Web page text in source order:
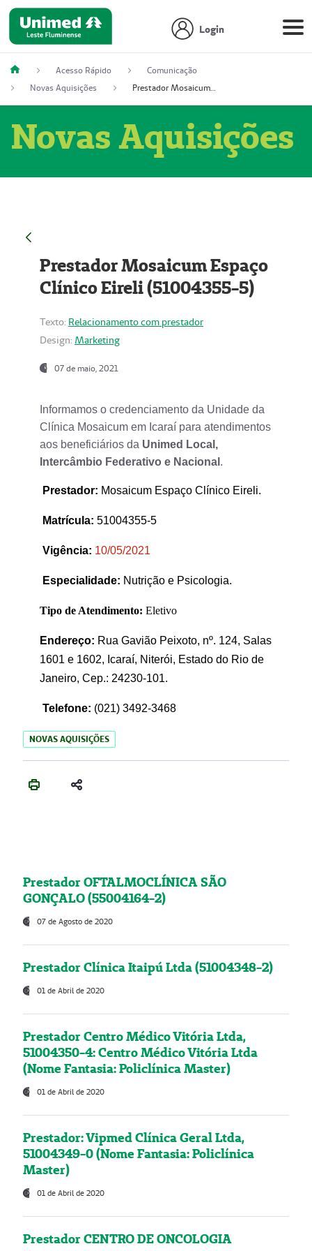
Login
Acesso Rápido
Comunicação
Novas Aquisições
Prestador Mosaicum Espaço Clínico Eireli (51004355-5)
Novas Aquisições
Prestador Mosaicum Espaço
Clínico Eireli (51004355-5)
Texto: Relacionamento com prestador
Design: Marketing
07 de maio, 2021
Informamos o credenciamento da Unidade da
Clínica Mosaicum em Icaraí para atendimentos
aos beneficiários da Unimed Local,
Intercâmbio Federativo e Nacional .
Prestador: Mosaicum Espaço Clínico Eireli.
Matrícula: 51004355-5
Vigência: 10/05/2021
Especialidade: Nutrição e Psicologia.
Tipo de Atendimento: Eletivo
Endereço: Rua Gavião Peixoto, nº. 124, Salas
1601 e 1602, Icaraí, Niterói, Estado do Rio de
Janeiro, Cep.: 24230-101.
Telefone: (021) 3492-3468
NOVAS AQUISIÇÕES
Prestador OFTALMOCLÍNICA SÃO
GONÇALO (55004164-2)
07 de Agosto de 2020
Prestador Clínica Itaipú Ltda (51004348-2)
01 de Abril de 2020
Prestador Centro Médico Vitória Ltda,
51004350-4: Centro Médico Vitória Ltda
(Nome Fantasia: Policlínica Master)
01 de Abril de 2020
Prestador: Vipmed Clínica Geral Ltda,
51004349-0 (Nome Fantasia: Policlínica
Master)
01 de Abril de 2020
Prestador CENTRO DE ONCOLOGIA